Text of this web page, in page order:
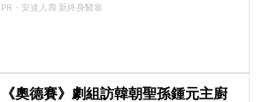
PR・安達人壽 新終身醫靠
《奧德賽》劇組訪韓朝聖孫鍾元主廚